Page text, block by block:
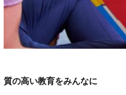
質の高い教育をみんなに